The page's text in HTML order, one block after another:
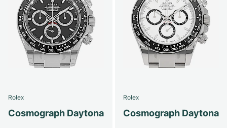
Damenuhren
Damenuhren
Rolex
Cosmograph Daytona
Rolex
Cosmograph Daytona